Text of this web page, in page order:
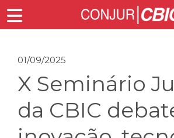
01/09/2025
X Seminário
da CBIC